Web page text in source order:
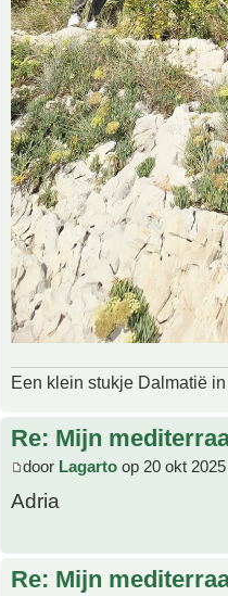
Een klein stukje Dalmatië
Re: Mijn
door Lagarto op 20 okt
Adria
Re: Mijn